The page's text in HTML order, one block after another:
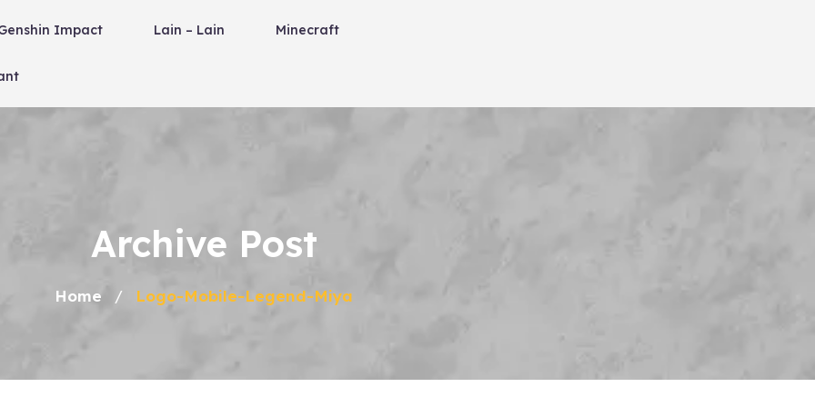
Impact Lain – Lain Minecraft
Archive Post
Home / Logo-Mobile-Legend-Miya